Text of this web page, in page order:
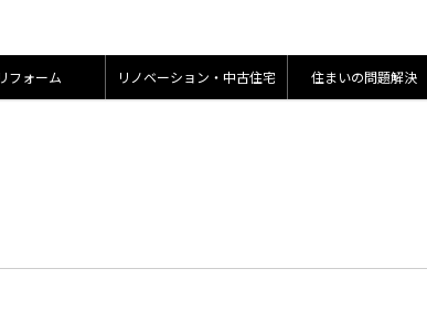
リフォーム リノベーション・中古住宅 住まいの問題解決